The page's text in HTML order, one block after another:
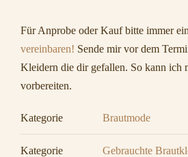
Für Anprobe oder Kauf bitte immer
vereinbaren! Sende mir vor dem
Kleidern die dir gefallen. So kann ich
vorbereiten.
Kategorie Brautmode
Kategorie Gebrauchte